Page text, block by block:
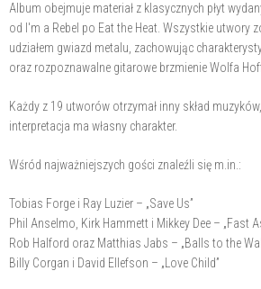
Album obejmuje materiał z klasycznych płyt
od I'm a Rebel po Eat the Heat. Wszystkie utwory
udziałem gwiazd metalu, zachowując
oraz rozpoznawalne gitarowe brzmienie Wolfa
Każdy z 19 utworów otrzymał inny skład
interpretacja ma własny charakter.
Wśród najważniejszych gości znaleźli się m.in.:
Tobias Forge i Ray Luzier – „Save Us”
Phil Anselmo, Kirk Hammett i Mikkey Dee – „Fast
Rob Halford oraz Matthias Jabs – „Balls to the
Billy Corgan i David Ellefson – „Love Child”